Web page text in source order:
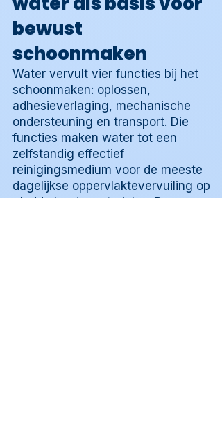
bewust
schoonmaken
Water vervult vier functies bij het
schoonmaken: oplossen,
adhesieverlaging, mechanische
ondersteuning en transport. Die
functies maken water tot een
zelfstandig effectief
reinigingsmedium voor de meeste
dagelijkse oppervlaktevervuiling op
gladde harde materialen. De